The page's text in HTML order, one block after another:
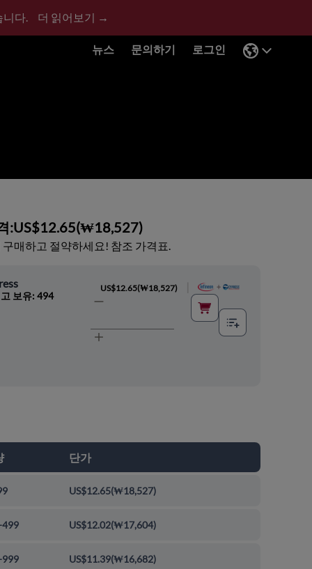
니다. 더 읽어보기 →
뉴스 문의하기 로그인
:US$12.65(₩18,527)
구매하고 절약하세요! 참조 가격표.
보유: 494
US$12.65(₩18,527)
단가
US$12.65(₩18,527)
499 US$12.02(₩17,604)
999 US$11.39(₩16,682)